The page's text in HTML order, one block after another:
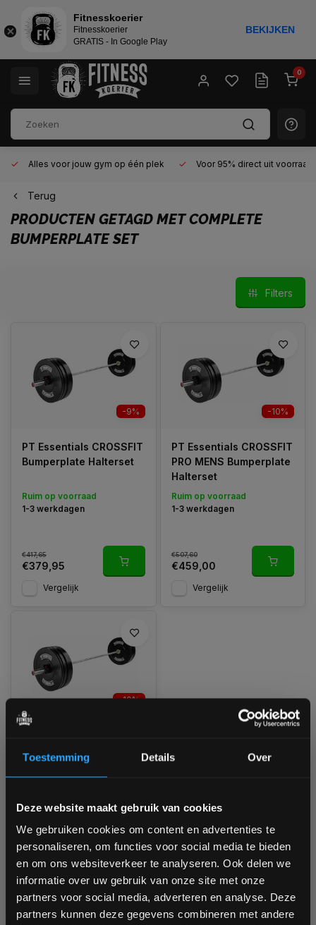
Toestemming Details Over
Deze website maakt gebruik van cookies
We gebruiken cookies om content en advertenties te
personaliseren, om functies voor social media te bieden
en om ons websiteverkeer te analyseren. Ook delen we
informatie over uw gebruik van onze site met onze
partners voor social media, adverteren en analyse. Deze
partners kunnen deze gegevens combineren met andere
0
Alles voor jouw gym op één plek Voor 95% direct uit
Terug
PRODUCTEN GETAGD MET COMPLETE
BUMPERPLATE SET
Filters
-9%
PT Essentials CROSSFIT
Bumperplate Halterset
Ruim op voorraad
1-3 werkdagen
€417,65
€379,95
Vergelijk
-10%
PT Essentials CROSSFIT
PRO MENS Bumperplate
Halterset
Ruim op voorraad
1-3 werkdagen
€507,60
€459,00
Vergelijk
-10%
Bumperplate Halterset
€429,95
Vergelijk
Bam! 5% korting op je volgende
bestelling
Schrijf je in voor onze nieuwsbrief om op de hoogte te
blijven over onze nieuwe producten, deals en meer
interessante info. Ontvang 5% korting op je eerstvolgende
aankoop! 😀
Fitnesskoerier
Fitnesskoerier
GRATIS - In Google Play
BEKIJKEN